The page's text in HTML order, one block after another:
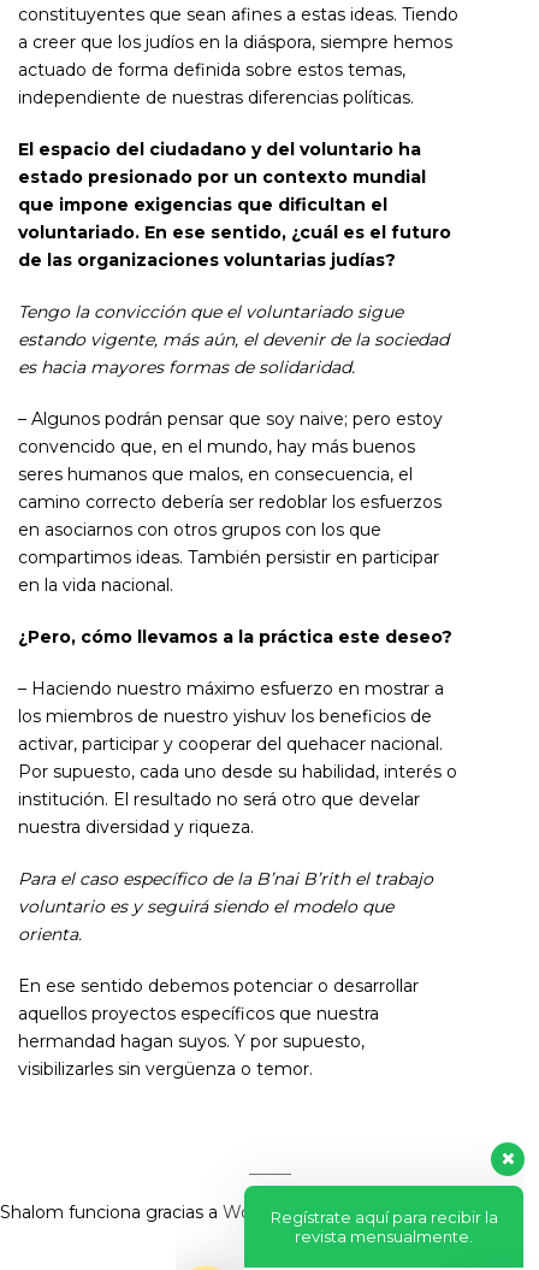
constituyentes que sean afines a estas ideas. Tiendo
a creer que los judíos en la diáspora, siempre hemos
actuado de forma definida sobre estos temas,
independiente de nuestras diferencias políticas.
El espacio del ciudadano y del voluntario ha
estado presionado por un contexto mundial
que impone exigencias que dificultan el
voluntariado. En ese sentido, ¿cuál es el futuro
de las organizaciones voluntarias judías?
Tengo la convicción que el voluntariado sigue
estando vigente, más aún, el devenir de la sociedad
es hacia mayores formas de solidaridad.
– Algunos podrán pensar que soy naive; pero estoy
convencido que, en el mundo, hay más buenos
seres humanos que malos, en consecuencia, el
camino correcto debería ser redoblar los esfuerzos
en asociarnos con otros grupos con los que
compartimos ideas. También persistir en participar
en la vida nacional.
¿Pero, cómo llevamos a la práctica este deseo?
– Haciendo nuestro máximo esfuerzo en mostrar a
los miembros de nuestro yishuv los beneficios de
activar, participar y cooperar del quehacer nacional.
Por supuesto, cada uno desde su habilidad, interés o
institución. El resultado no será otro que develar
nuestra diversidad y riqueza.
Para el caso específico de la B’nai B’rith el trabajo
voluntario es y seguirá siendo el modelo que
orienta.
En ese sentido debemos potenciar o desarrollar
aquellos proyectos específicos que nuestra
hermandad hagan suyos. Y por supuesto,
visibilizarles sin vergüenza o temor.
Shalom funciona gracias a WordPress